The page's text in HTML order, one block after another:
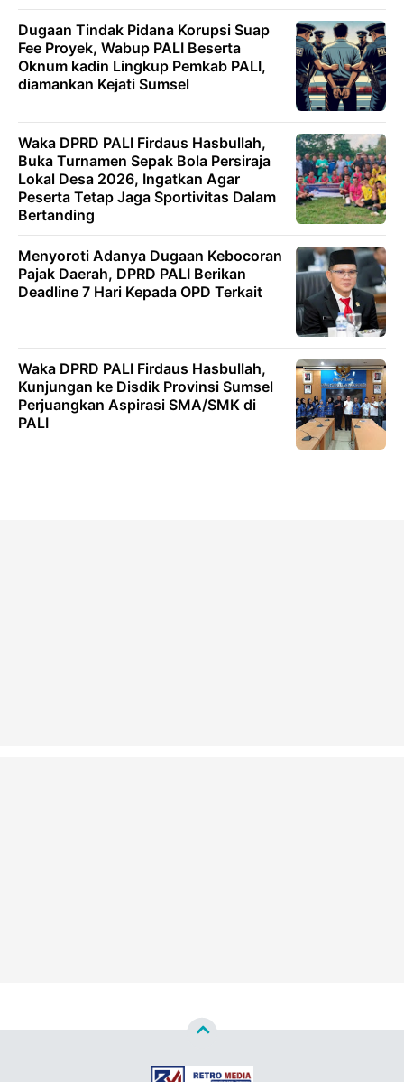
Dugaan Tindak Pidana Korupsi Suap
Fee Proyek, Wabup PALI Beserta
Oknum kadin Lingkup Pemkab PALI,
diamankan Kejati Sumsel
Waka DPRD PALI Firdaus Hasbullah,
Buka Turnamen Sepak Bola Persiraja
Lokal Desa 2026, Ingatkan Agar
Peserta Tetap Jaga Sportivitas Dalam
Bertanding
Menyoroti Adanya Dugaan Kebocoran
Pajak Daerah, DPRD PALI Berikan
Deadline 7 Hari Kepada OPD Terkait
Waka DPRD PALI Firdaus Hasbullah,
Kunjungan ke Disdik Provinsi Sumsel
Perjuangkan Aspirasi SMA/SMK di
PALI